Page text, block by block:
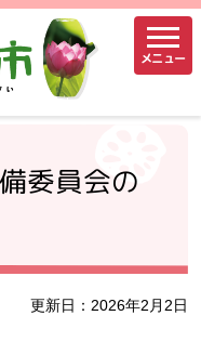
メニュー
委員会の
更新日：2026年2月2日